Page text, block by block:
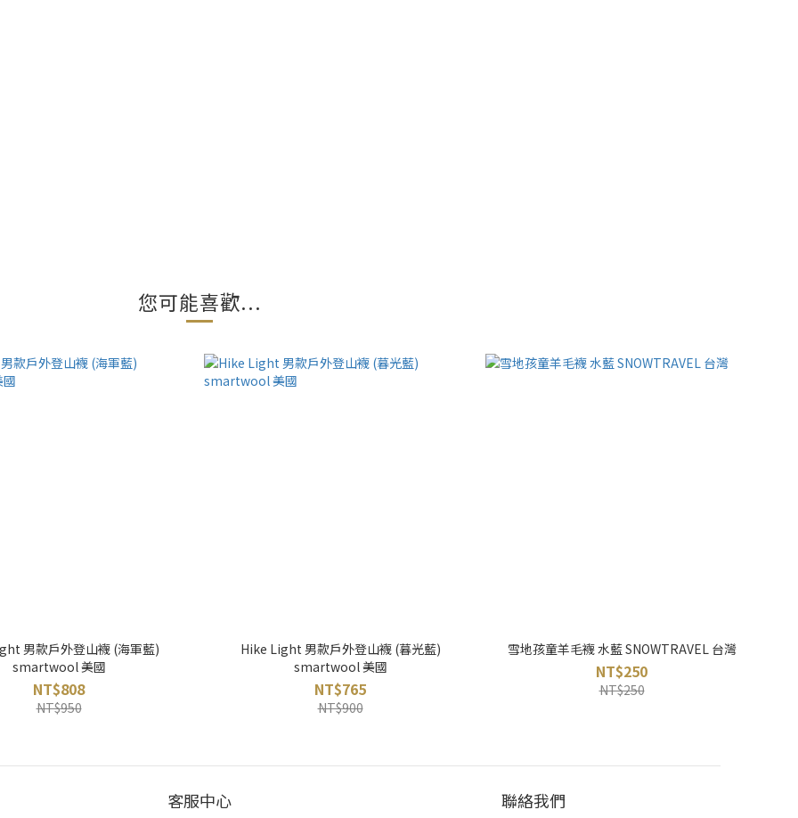
您可能喜歡...
男款戶外登山襪 (海軍藍)
smartwool 美國
NT$808
NT$950
Hike Light 男款戶外登山襪 (暮光藍)
smartwool 美國
NT$765
NT$900
雪地孩童羊毛襪 水藍 SNOWTRAVEL 台灣
NT$250
NT$250
客服中心 聯絡我們